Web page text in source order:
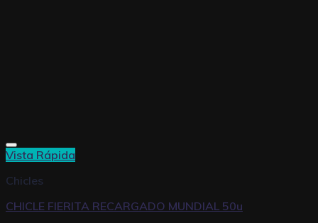
Vista Rápida
Chicles
CHICLE FIERITA RECARGADO MUNDIAL 50u